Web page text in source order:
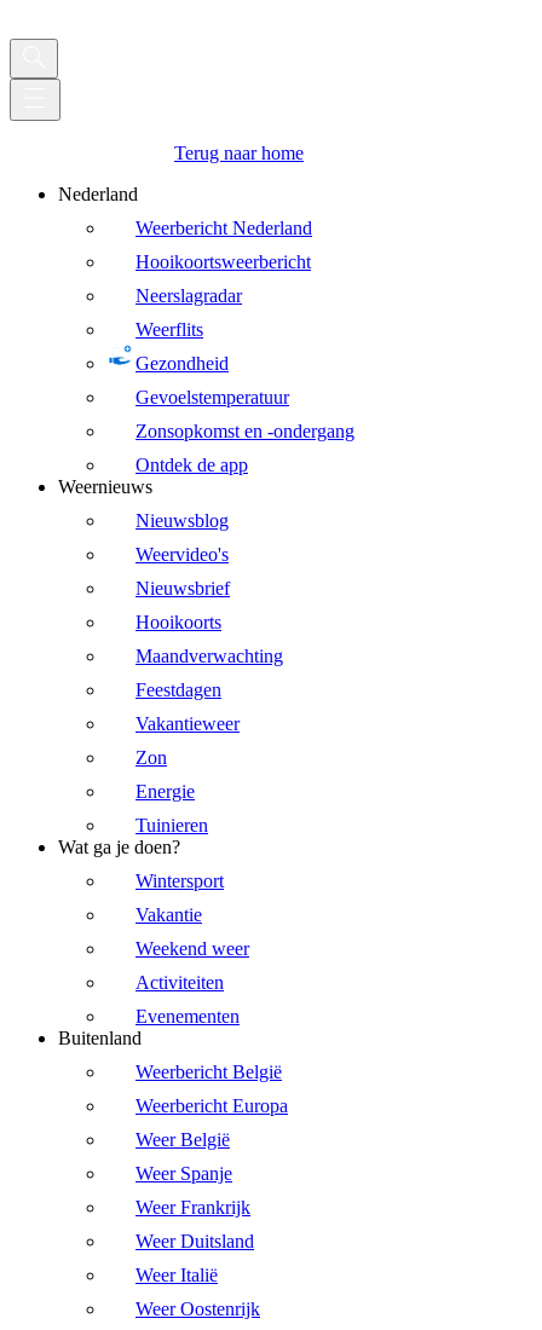
Terug naar home
Nederland
Weerbericht Nederland
Hooikoortsweerbericht
Neerslagradar
Weerflits
Gezondheid
Gevoelstemperatuur
Zonsopkomst en -ondergang
Ontdek de app
Weernieuws
Nieuwsblog
Weervideo's
Nieuwsbrief
Hooikoorts
Maandverwachting
Feestdagen
Vakantieweer
Zon
Energie
Tuinieren
Wat ga je doen?
Wintersport
Vakantie
Weekend weer
Activiteiten
Evenementen
Buitenland
Weerbericht België
Weerbericht Europa
Weer België
Weer Spanje
Weer Frankrijk
Weer Duitsland
Weer Italië
Weer Oostenrijk